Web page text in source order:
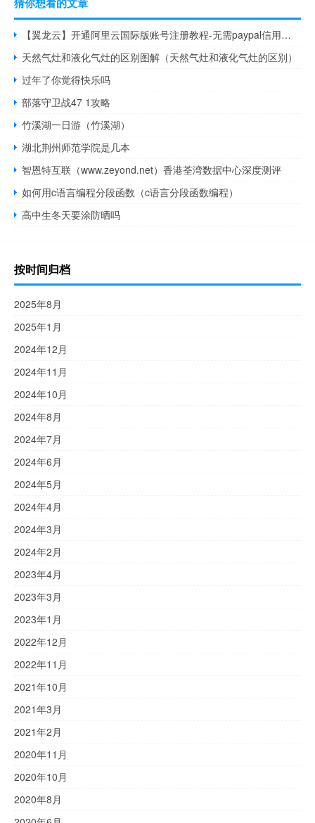
【翼龙云】开通阿里云国际版账号注册教程-无需paypal信用卡即可充值购买服务器
天然气灶和液化气灶的区别图解（天然气灶和液化气灶的区别）
过年了你觉得快乐吗
部落守卫战47 1攻略
竹溪湖一日游（竹溪湖）
湖北荆州师范学院是几本
智恩特互联（www.zeyond.net）香港荃湾数据中心深度测评
如何用c语言编程分段函数（c语言分段函数编程）
高中生冬天要涂防晒吗
按时间归档
2025年8月
2025年1月
2024年12月
2024年11月
2024年10月
2024年8月
2024年7月
2024年6月
2024年5月
2024年4月
2024年3月
2024年2月
2023年4月
2023年3月
2023年1月
2022年12月
2022年11月
2021年10月
2021年3月
2021年2月
2020年11月
2020年10月
2020年8月